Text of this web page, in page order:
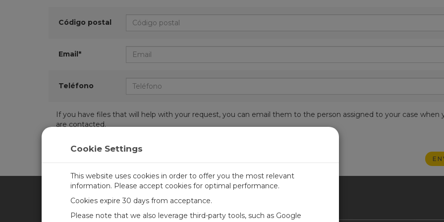
Código postal
Email*
Teléfono
If you have files that will help with your request, you can email them to the person assigned to your case when
are contacted.
CAMPBELL SCIENTIFIC SPAIN
Cookie Settings
This website uses cookies in order to offer you the most relevant
information. Please accept cookies for optimal performance.
Cookies expire 30 days from acceptance.
Please note that we also leverage third-party tools, such as Google